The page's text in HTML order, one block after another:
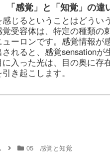
「感覚」と「知覚」の違
じるということはどうい
覚受容体は、特定の種類の
ーロンです。感覚情報が
れると、感覚sensationが
に入った光は、目の奥に存
き起こします。
05 感覚と知覚